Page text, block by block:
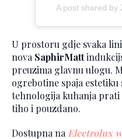
A post shared by
U prostoru gdje svaka
nova SaphirMatt
preuzima glavnu ulogu.
ogrebotine spaja
tehnologija kuhanja
tiho i pouzdano.
Dostupna na Electrolux